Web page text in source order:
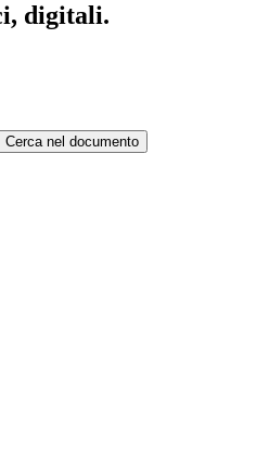
digitali.
Cerca nel documento